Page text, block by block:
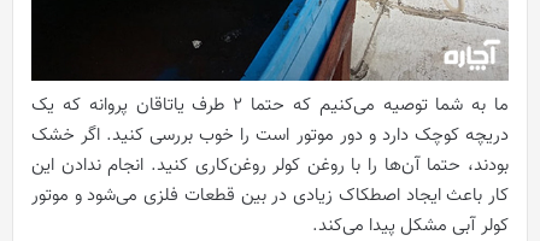
ما به شما توصیه می‌کنیم که حتما 2 طرف یاتاقان پروانه که یک
دریچه کوچک دارد و دور موتور است را خوب بررسی کنید. اگر خشک
بودند، حتما آن‌ها را با روغن کولر روغن‌کاری کنید. انجام ندادن این‌
کار باعث ایجاد اصطکاک زیادی در بین قطعات فلزی می‌شود و موتور
کولر آبی مشکل پیدا می‌کند.